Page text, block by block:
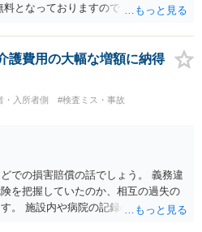
となっておりますので、お問い合わ
護費用の大幅な増額に納得
・入所者側 #検査ミス・事故
での損害賠償の話でしょう。 義務違
を把握していたのか、相互の過失の
。 施設内や病院の記録の取得が必要